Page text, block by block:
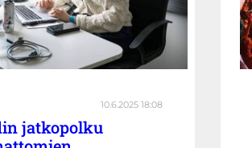
10.6.2025 18:08
jatkopolku